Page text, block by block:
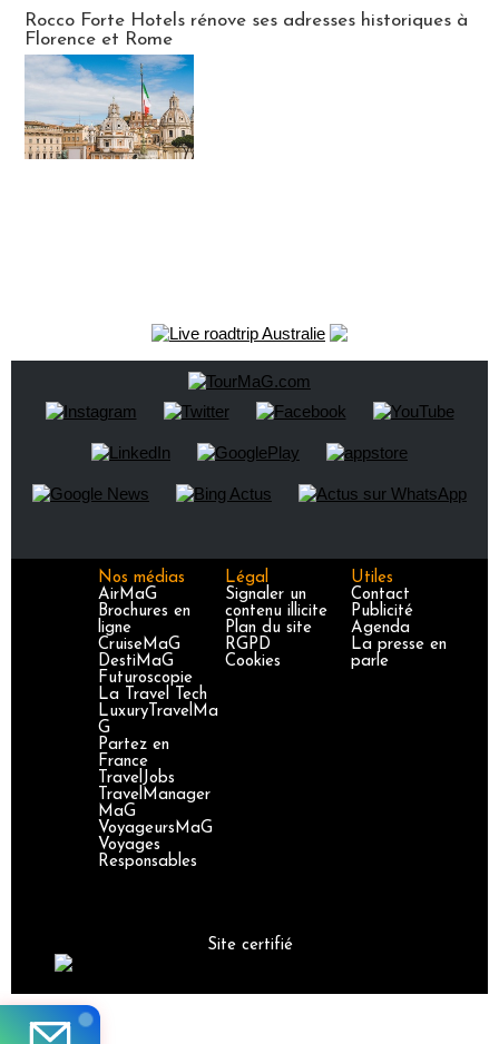
Rocco Forte Hotels rénove ses adresses historiques à
Florence et Rome
Nos médias
AirMaG
Brochures en
ligne
CruiseMaG
DestiMaG
Futuroscopie
La Travel Tech
LuxuryTravelMa
G
Partez en
France
TravelJobs
TravelManager
MaG
VoyageursMaG
Voyages
Responsables
Légal
Signaler un
contenu illicite
Plan du site
RGPD
Cookies
Utiles
Contact
Publicité
Agenda
La presse en
parle
Site certifié